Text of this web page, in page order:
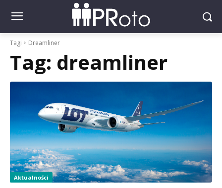
Tagi Dreamliner
Tag: dreamliner
Aktualności